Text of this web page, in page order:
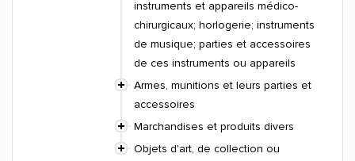
instruments et appareils médico-
chirurgicaux; horlogerie; instruments
de musique; parties et accessoires
de ces instruments ou appareils
Armes, munitions et leurs parties et
accessoires
Marchandises et produits divers
Objets d'art, de collection ou